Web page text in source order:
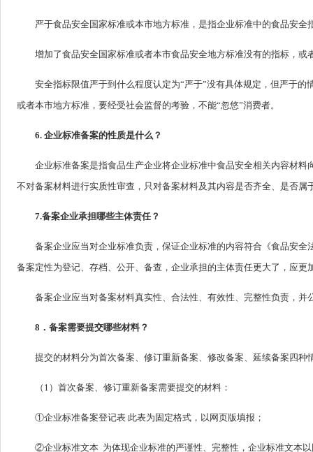
严于食品安全国家标准或本市地方标准，是指企业标准中的食品安
增加了食品安全国家标准或者本市食品安全地方标准没有的指标，
安全指标限值严于到什么程度认定为“严于”没有具体规定，但严于
或者本市地方标准，要经受社会监督的考验，不能“忽悠”消费者。
6. 企业标准备案的性质是什么？
企业标准备案是指食品生产企业将企业标准中食品安全相关内容材
不对备案材料进行实质性审查，只对备案材料及其内容是否齐全、是否
7.备案企业承担哪些主体责任？
备案企业应当对企业标准负责，保证企业标准的内容符合《食品安
备案定性为登记、存档、公开、备查，企业承担的主体责任更大了，应
备案企业应当对备案材料真实性、合法性、有效性、完整性负责，并
8．备案需要提交哪些材料？
提交的材料分为首次备案、修订重新备案、修改备案、延续备案四种
（1）首次备案、修订重新备案需要提交的材料：
①企业标准备案登记表 此表为固定格式，以网页版填报；
②企业标准文本 为体现企业标准的严谨性、完整性，企业标准文本